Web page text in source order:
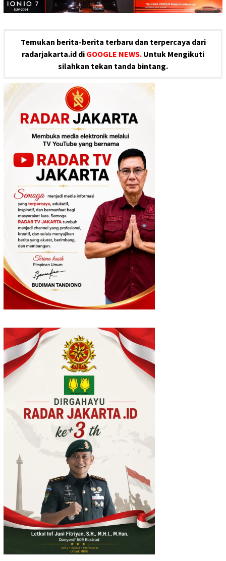
Temukan berita-berita terbaru dan terpercaya dari
radarjakarta.id di GOOGLE NEWS. Untuk Mengikuti
silahkan tekan tanda bintang.